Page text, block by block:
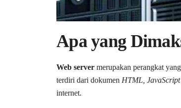
Apa yang
Web server merupakan perangkat
terdiri dari dokumen HTML, JavaScript
internet.